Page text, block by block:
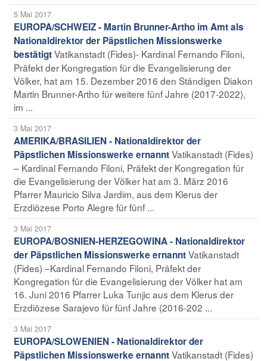
5 Mai 2017
EUROPA/SCHWEIZ - Martin Brunner-Artho im Amt als
Nationaldirektor der Päpstlichen Missionswerke
bestätigtVatikanstadt (Fides)- Kardinal Fernando Filoni,
Präfekt der Kongregation für die Evangelisierung der
Völker, hat am 15. Dezember 2016 den Ständigen Diakon
Martin Brunner-Artho für weitere fünf Jahre (2017-2022),
im ...
3 Mai 2017
AMERIKA/BRASILIEN - Nationaldirektor der
Päpstlichen Missionswerke ernanntVatikanstadt (Fides)
– Kardinal Fernando Filoni, Präfekt der Kongregation für
die Evangelisierung der Völker hat am 3. März 2016
Pfarrer Mauricio Silva Jardim, aus dem Klerus der
Erzdiözese Porto Alegre für fünf ...
3 Mai 2017
EUROPA/BOSNIEN-HERZEGOWINA - Nationaldirektor
der Päpstlichen Missionswerke ernanntVatikanstadt
(Fides) –Kardinal Fernando Filoni, Präfekt der
Kongregation für die Evangelisierung der Völker hat am
16. Juni 2016 Pfarrer Luka Tunjic aus dem Klerus der
Erzdiözese Sarajevo für fünf Jahre (2016-202 ...
3 Mai 2017
EUROPA/SLOWENIEN - Nationaldirektor der
Päpstlichen Missionswerke ernanntVatikanstadt (Fides)